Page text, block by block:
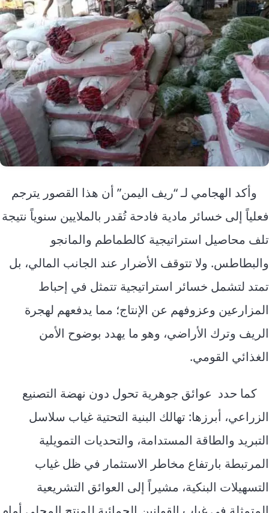
وأكد الهجامي لـ “ريف اليمن” أن هذا القصور يترجم
فعلياً إلى خسائر مادية فادحة تُقدر بالملايين سنوياً نتيجة
تلف محاصيل استراتيجية كالطماطم والمانجو
والبطاطس. ولا تتوقف الأضرار عند الجانب المالي، بل
تمتد لتشمل خسائر استراتيجية تتمثل في إحباط
المزارعين وعزوفهم عن الإنتاج؛ مما يدفعهم لهجرة
الريف وترك الأراضي، وهو ما يهدد بوضوح الأمن
الغذائي القومي.
كما حدد عوائق جوهرية تحول دون نهضة التصنيع
الزراعي، أبرزها: تهالك البنية التحتية غياب سلاسل
التبريد والطاقة المستدامة، والتحديات التمويلية
المرتبطة بارتفاع مخاطر الاستثمار في ظل غياب
التسهيلات البنكية، مشيراً إلى العوائق التشريعية